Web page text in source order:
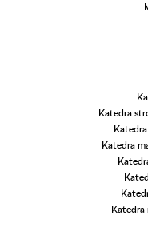
Katedra
Katedra
Katedra